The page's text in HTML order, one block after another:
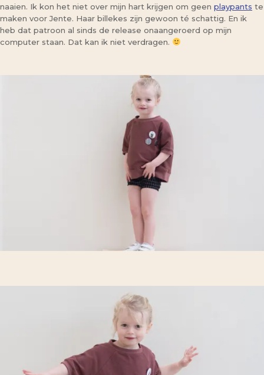
naaien. Ik kon het niet over mijn hart krijgen om geen playpants te
maken voor Jente. Haar billekes zijn gewoon té schattig. En ik
heb dat patroon al sinds de release onaangeroerd op mijn
computer staan. Dat kan ik niet verdragen.